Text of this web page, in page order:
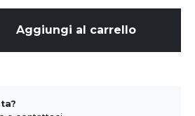
Aggiungi al carrello